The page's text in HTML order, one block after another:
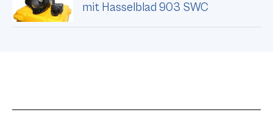
mit Hasselblad 903 SWC